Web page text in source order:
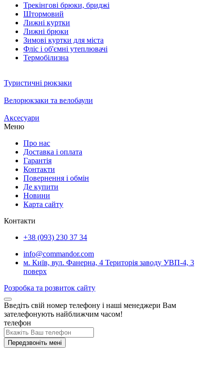
Трекінгові брюки, бриджі
Штормовий
Лижні куртки
Лижні брюки
Зимові куртки для міста
Фліс і об'ємні утеплювачі
Термобілизна
Туристичні рюкзаки
Велорюкзаки та велобаули
Аксесуари
Меню
Про нас
Доставка і оплата
Гарантія
Контакти
Повернення і обмін
Де купити
Новини
Карта сайту
Контакти
+38 (093) 230 37 34
info@commandor.com
м. Київ, вул. Фанерна, 4 Територія заводу УВП-4, 3
поверх
Розробка та розвиток сайту
Введіть свій номер телефону і наші менеджери Вам
зателефонують найближчим часом!
телефон
Передзвоніть мені